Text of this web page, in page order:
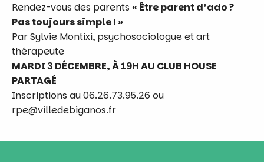
Rendez-vous des parents « Être parent d’ado ?
Pas toujours simple ! »
Par Sylvie Montixi, psychosociologue et art
thérapeute
MARDI 3 DÉCEMBRE, À 19H AU CLUB HOUSE
PARTAGÉ
Inscriptions au 06.26.73.95.26 ou
rpe@villedebiganos.fr